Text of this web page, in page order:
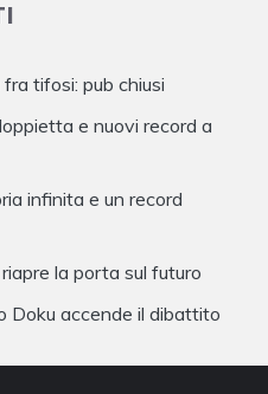
tifosi: pub chiusi
e nuovi record a
infinita e un record
la porta sul futuro
Doku accende il dibattito